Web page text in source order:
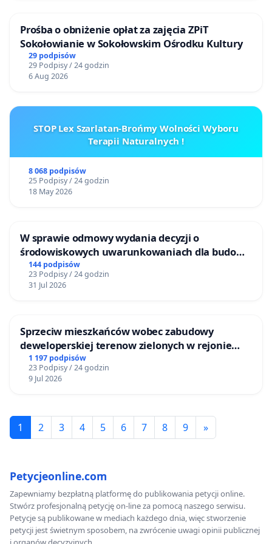
Prośba o obniżenie opłat za zajęcia ZPiT
Sokołowianie w Sokołowskim Ośrodku Kultury
29 podpisów
29 Podpisy / 24 godzin
6 Aug 2026
STOP Lex Szarlatan-Brońmy Wolności Wyboru
Terapii Naturalnych !
8 068 podpisów
25 Podpisy / 24 godzin
18 May 2026
W sprawie odmowy wydania decyzji o
środowiskowych uwarunkowaniach dla budowy
zakładu wytwarzania biometanu „Krynki” w
Ostrowiu Południowym oraz ochrony
mieszkańców i Puszczy Knyszyńskiej
144 podpisów
23 Podpisy / 24 godzin
31 Jul 2026
Sprzeciw mieszkańców wobec zabudowy
deweloperskiej terenow zielonych w rejonie
Bulwarów Straceńskich w Bielsku-Białej
1 197 podpisów
23 Podpisy / 24 godzin
9 Jul 2026
1 2 3 4 5 6 7 8 9 »
Petycjeonline.com
Zapewniamy bezpłatną platformę do publikowania petycji online.
Stwórz profesjonalną petycję on-line za pomocą naszego serwisu.
Petycje są publikowane w mediach każdego dnia, więc stworzenie
petycji jest świetnym sposobem, na zwrócenie uwagi opinii publicznej